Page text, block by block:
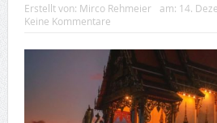
Erstellt von: Mirco Rehmeier am: 14.
Keine Kommentare